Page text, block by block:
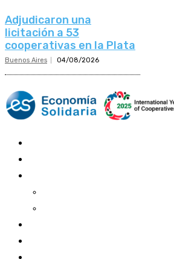
Adjudicaron una
licitación a 53
cooperativas en la Plata
Buenos Aires 04/08/2026